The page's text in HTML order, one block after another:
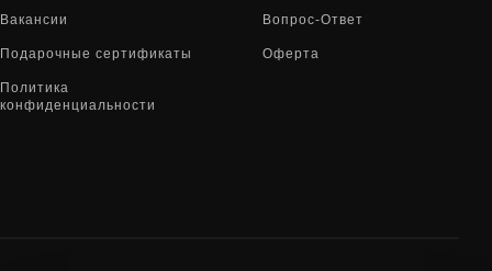
Вакансии Вопрос-Ответ
Подарочные сертификаты Оферта
Политика
конфиденциальности